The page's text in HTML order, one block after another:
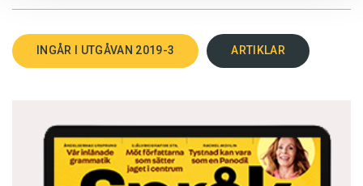
INGÅR I UTGÅVAN 2019-3 ARTIKLAR